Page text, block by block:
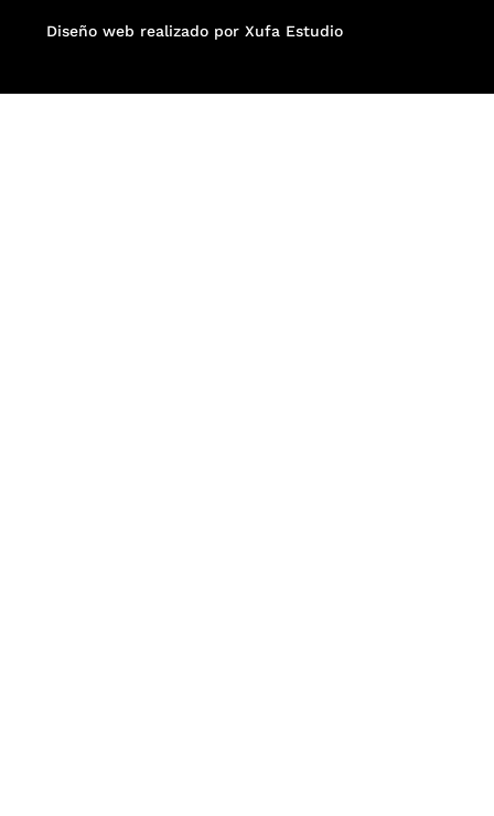
Diseño web realizado por Xufa Estudio